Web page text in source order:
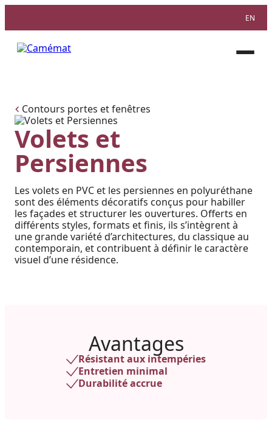
EN
Contours portes et fenêtres
Volets et
Persiennes
Les volets en PVC et les persiennes en polyuréthane
sont des éléments décoratifs conçus pour habiller
les façades et structurer les ouvertures. Offerts en
différents styles, formats et finis, ils s’intègrent à
une grande variété d’architectures, du classique au
contemporain, et contribuent à définir le caractère
visuel d’une résidence.
Avantages
Résistant aux intempéries
Entretien minimal
Durabilité accrue